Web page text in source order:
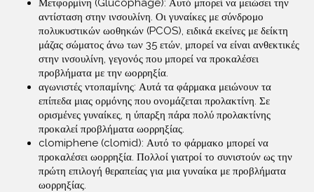
Μετφορμίνη (Glucophage): Αυτό μπορεί να μειώσει την
αντίσταση στην ινσουλίνη. Οι γυναίκες με σύνδρομο
πολυκυστικών ωοθηκών (PCOS), ειδικά εκείνες με δείκτη
μάζας σώματος άνω των 35 ετών, μπορεί να είναι ανθεκτικές
στην ινσουλίνη, γεγονός που μπορεί να προκαλέσει
προβλήματα με την ωορρηξία.
αγωνιστές ντοπαμίνης: Αυτά τα φάρμακα μειώνουν τα
επίπεδα μιας ορμόνης που ονομάζεται προλακτίνη. Σε
ορισμένες γυναίκες, η ύπαρξη πάρα πολύ προλακτίνης
προκαλεί προβλήματα ωορρηξίας.
clomiphene (clomid): Αυτό το φάρμακο μπορεί να
προκαλέσει ωορρηξία. Πολλοί γιατροί το συνιστούν ως την
πρώτη επιλογή θεραπείας για μια γυναίκα με προβλήματα
ωορρηξίας.